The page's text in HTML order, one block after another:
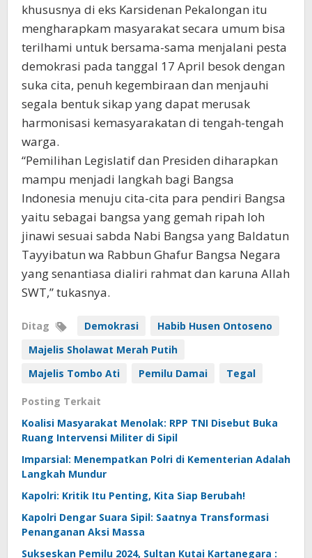
khususnya di eks Karsidenan Pekalongan itu
mengharapkam masyarakat secara umum bisa
terilhami untuk bersama-sama menjalani pesta
demokrasi pada tanggal 17 April besok dengan
suka cita, penuh kegembiraan dan menjauhi
segala bentuk sikap yang dapat merusak
harmonisasi kemasyarakatan di tengah-tengah
warga.
“Pemilihan Legislatif dan Presiden diharapkan
mampu menjadi langkah bagi Bangsa
Indonesia menuju cita-cita para pendiri Bangsa
yaitu sebagai bangsa yang gemah ripah loh
jinawi sesuai sabda Nabi Bangsa yang Baldatun
Tayyibatun wa Rabbun Ghafur Bangsa Negara
yang senantiasa dialiri rahmat dan karuna Allah
SWT,” tukasnya.
Ditag Demokrasi
Habib Husen Ontoseno
Majelis Sholawat Merah Putih
Majelis Tombo Ati
Pemilu Damai Tegal
Posting Terkait
Koalisi Masyarakat Menolak: RPP TNI Disebut Buka
Ruang Intervensi Militer di Sipil
Imparsial: Menempatkan Polri di Kementerian Adalah
Langkah Mundur
Kapolri: Kritik Itu Penting, Kita Siap Berubah!
Kapolri Dengar Suara Sipil: Saatnya Transformasi
Penanganan Aksi Massa
Sukseskan Pemilu 2024, Sultan Kutai Kartanegara :